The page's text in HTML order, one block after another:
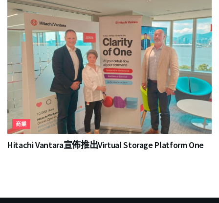
商業
Hitachi Vantara宣佈推出Virtual Storage Platform One